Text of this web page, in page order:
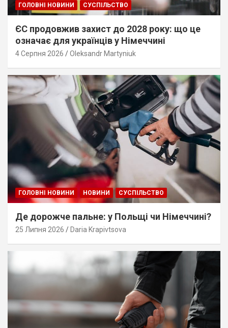
ГОЛОВНІ НОВИНИ СУСПІЛЬСТВО
ЄС продовжив захист до 2028 року: що це
означає для українців у Німеччині
4 Серпня 2026 Oleksandr Martyniuk
ГОЛОВНІ НОВИНИ НОВИНИ СУСПІЛЬСТВО
Де дорожче пальне: у Польщі чи Німеччині?
25 Липня 2026 Daria Krapivtsova